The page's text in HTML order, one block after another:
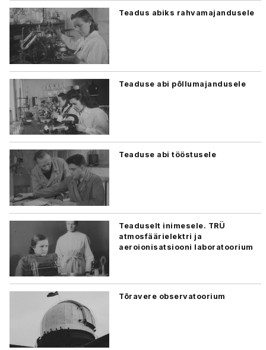
Teadus abiks rahvamajandusele
Teaduse abi põllumajandusele
Teaduse abi tööstusele
Teaduselt inimesele. TRÜ
atmosfäärielektri ja
aeroionisatsiooni laboratoorium
Tõravere observatoorium